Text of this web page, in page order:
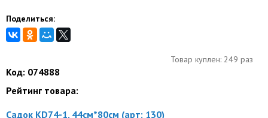
Поделиться:
Товар куплен: 249 раз
Код: 074888
Рейтинг товара:
Садок KD74-1, 44см*80см (арт: 130)